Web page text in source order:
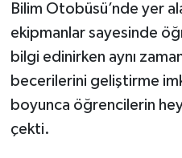
Bilim Otobüsü’nde yer
ekipmanlar sayesinde
bilgi edinirken aynı
becerilerini geliştirme
boyunca öğrencilerin
çekti.